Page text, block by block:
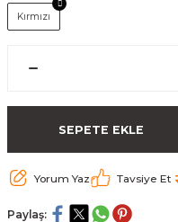
Kırmızı
SEPETE EKLE
Yorum Yaz Tavsiye Et
Paylaş: